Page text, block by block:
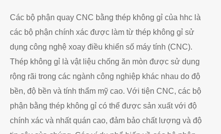
Các bộ phận quay CNC bằng thép không gỉ của hhc là
các bộ phận chính xác được làm từ thép không gỉ sử
dụng công nghệ xoay điều khiển số máy tính (CNC).
Thép không gỉ là vật liệu chống ăn mòn được sử dụng
rộng rãi trong các ngành công nghiệp khác nhau do độ
bền, độ bền và tính thẩm mỹ cao. Với tiện CNC, các bộ
phận bằng thép không gỉ có thể được sản xuất với độ
chính xác và nhất quán cao, đảm bảo chất lượng và độ